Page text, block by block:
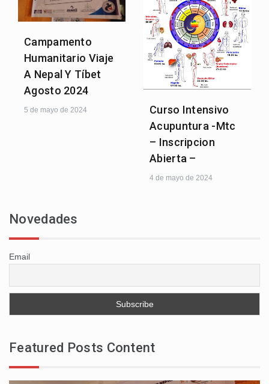
Campamento
Humanitario Viaje
A Nepal Y Tíbet
Agosto 2024
5 de mayo de 2024
Curso Intensivo
Acupuntura -Mtc
– Inscripcion
Abierta –
4 de mayo de 2024
Novedades
Email
Featured Posts Content